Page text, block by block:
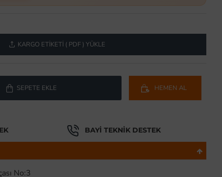
KARGO ETIKETI ( PDF ) YÜKLE
SEPETE EKLE HEMEN AL
BAYI TEKNIK DESTEK
No:3